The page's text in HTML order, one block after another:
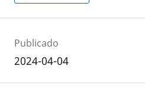
Publicado
2024-04-04